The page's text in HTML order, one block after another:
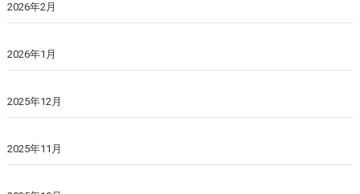
2026年2月
2026年1月
2025年12月
2025年11月